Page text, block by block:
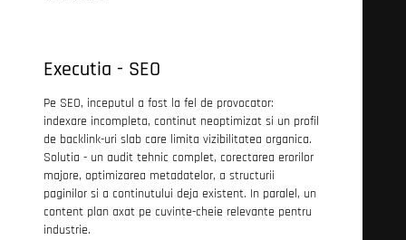
Executia - SEO
Pe SEO, inceputul a fost la fel de provocator:
indexare incompleta, continut neoptimizat si un profil
de backlink-uri slab care limita vizibilitatea organica.
Solutia - un audit tehnic complet, corectarea erorilor
majore, optimizarea metadatelor, a structurii
paginilor si a continutului deja existent. In paralel, un
content plan axat pe cuvinte-cheie relevante pentru
industrie.